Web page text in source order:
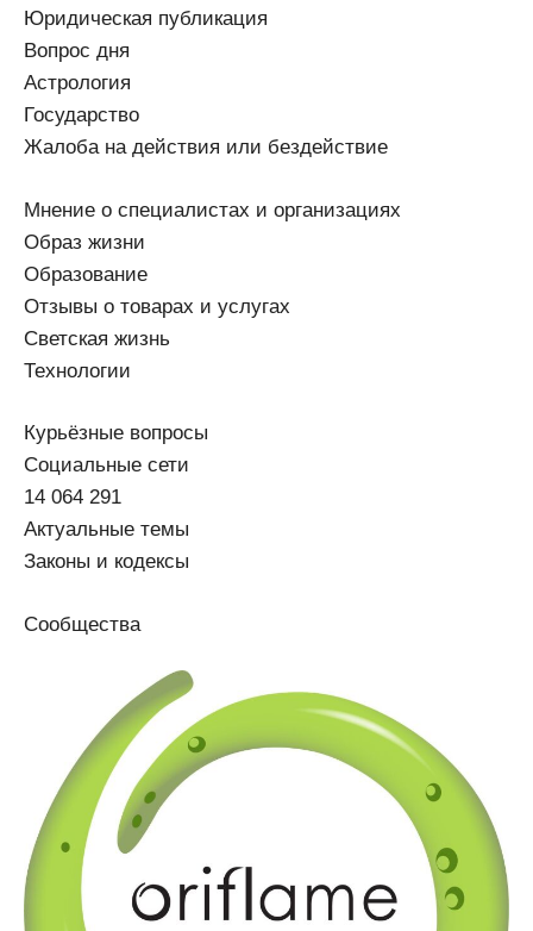
Юридическая публикация
Вопрос дня
Астрология
Государство
Жалоба на действия или бездействие
Мнение о специалистах и организациях
Образ жизни
Образование
Отзывы о товарах и услугах
Светская жизнь
Технологии
Курьёзные вопросы
Социальные сети
14 064 291
Актуальные темы
Законы и кодексы
Сообщества